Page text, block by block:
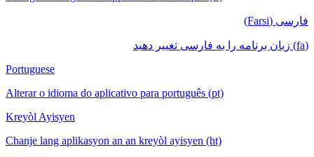
فارسی (Farsi)
(fa) زبان برنامه را به فارسی تغییر دهید
Portuguese
Alterar o idioma do aplicativo para português (pt)
Kreyòl Ayisyen
Chanje lang aplikasyon an an kreyòl ayisyen (ht)